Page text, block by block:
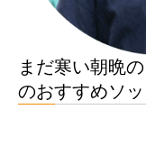
まだ寒い朝晩
のおすすめソ